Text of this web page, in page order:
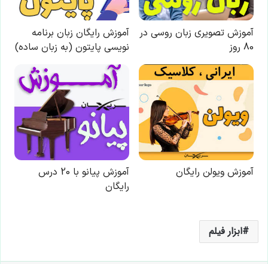
ابزار فیلم